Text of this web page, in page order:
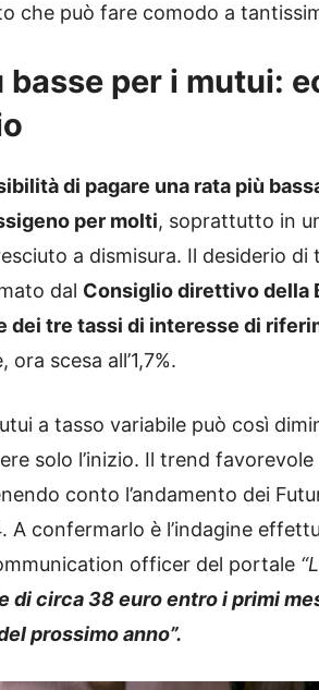
che può fare comodo a
basse per i mutui:
di pagare una rata più
per molti, soprattutto in
a dismisura. Il desiderio
dal Consiglio direttivo della
dei tre tassi di interesse di
ora scesa all’1,7%.
a tasso variabile può così
solo l’inizio. Il trend
conto l’andamento dei
A confermarlo è l’indagine
officer del portale
di circa 38 euro entro i primi
prossimo anno”.